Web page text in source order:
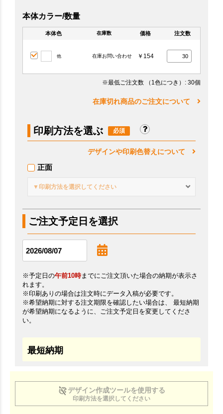
本体カラー/数量
本体色 在庫数 価格 注文数
他 在庫お問い合わせ ￥154
※最低ご注文数 （1色につき） : 30個
在庫切れ商品のご注文について
印刷方法を選ぶ
デザインや印刷色替えについて
正面
▼印刷方法を選択してください
ご注文予定日を選択
※予定日の午前10時までにご注文頂いた場合の納期が表示さ
れます。
※印刷ありの場合は注文時にデータ入稿が必要です。
※希望納期に対する注文期限を確認したい場合は、 最短納期
が希望納期になるように、ご注文予定日を変更してくださ
い。
最短納期
デザイン作成ツールを使用する
印刷方法を選択してください